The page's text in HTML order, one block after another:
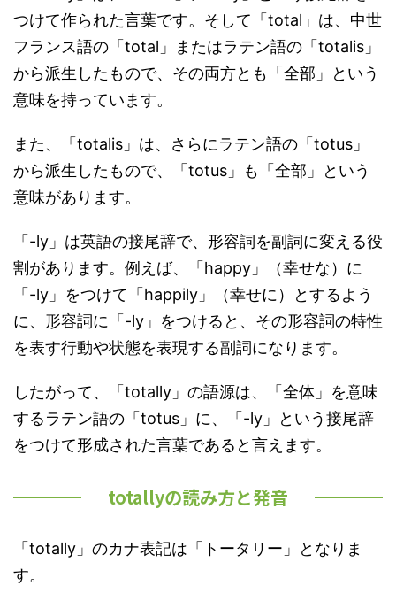
つけて作られた言葉です。そして「total」は、中世
フランス語の「total」またはラテン語の「totalis」
から派生したもので、その両方とも「全部」という
意味を持っています。
また、「totalis」は、さらにラテン語の「totus」
から派生したもので、「totus」も「全部」という
意味があります。
「-ly」は英語の接尾辞で、形容詞を副詞に変える役
割があります。例えば、「happy」（幸せな）に
「-ly」をつけて「happily」（幸せに）とするよう
に、形容詞に「-ly」をつけると、その形容詞の特性
を表す行動や状態を表現する副詞になります。
したがって、「totally」の語源は、「全体」を意味
するラテン語の「totus」に、「-ly」という接尾辞
をつけて形成された言葉であると言えます。
totallyの読み方と発音
「totally」のカナ表記は「トータリー」となりま
す。